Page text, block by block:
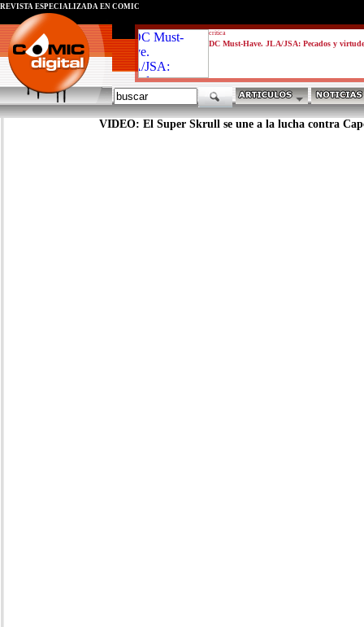
critica
DC Must-Have. JLA/JSA: Pecados y
REVISTA ESPECIALIZADA EN CÓMIC
VIDEO: El Super Skrull se une a la lucha contra